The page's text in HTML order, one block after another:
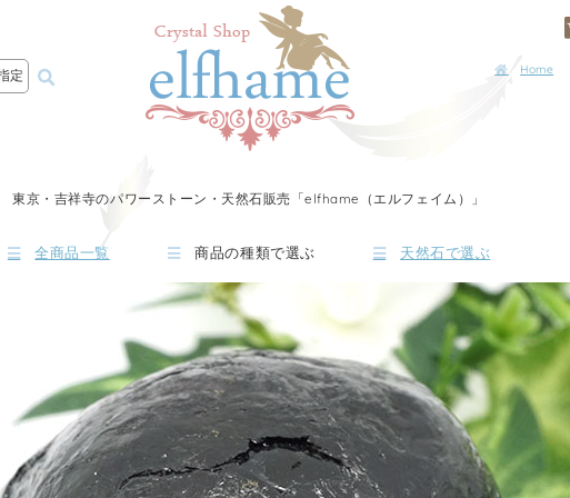
定 Home
東京・吉祥寺のパワーストーン・天然石販売「elfhame（エルフェイム）」
全商品一覧 商品の種類で選ぶ 天然石で選ぶ